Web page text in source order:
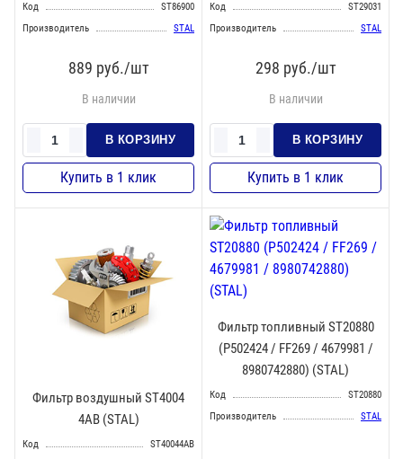
Код
ST86900
Производитель
STAL
889 руб./шт
В наличии
Код
ST29031
Производитель
STAL
298 руб./шт
В наличии
Фильтр воздушный ST4004
4AB (STAL)
Код
ST40044AB
Фильтр топливный ST20880
(P502424 / FF269 / 4679981 /
8980742880) (STAL)
Код
ST20880
Производитель
STAL